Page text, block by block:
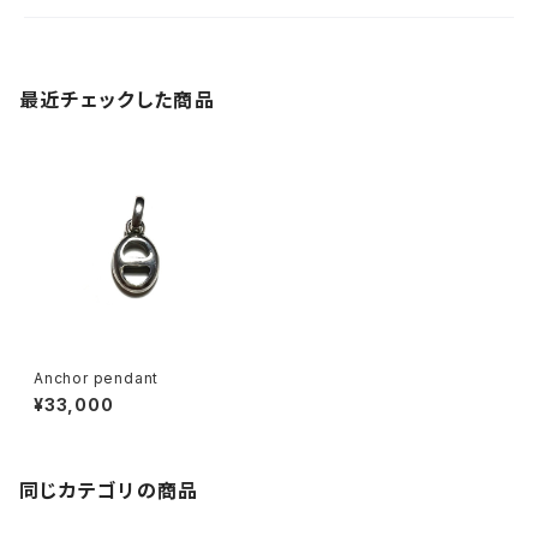
最近チェックした商品
Anchor pendant
¥33,000
同じカテゴリの商品